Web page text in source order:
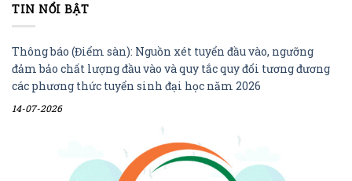
TIN NỔI BẬT
Thông báo (Điểm sàn): Nguồn xét tuyển đầu vào, ngưỡng
đảm bảo chất lượng đầu vào và quy tắc quy đổi tương đương
các phương thức tuyển sinh đại học năm 2026
14-07-2026